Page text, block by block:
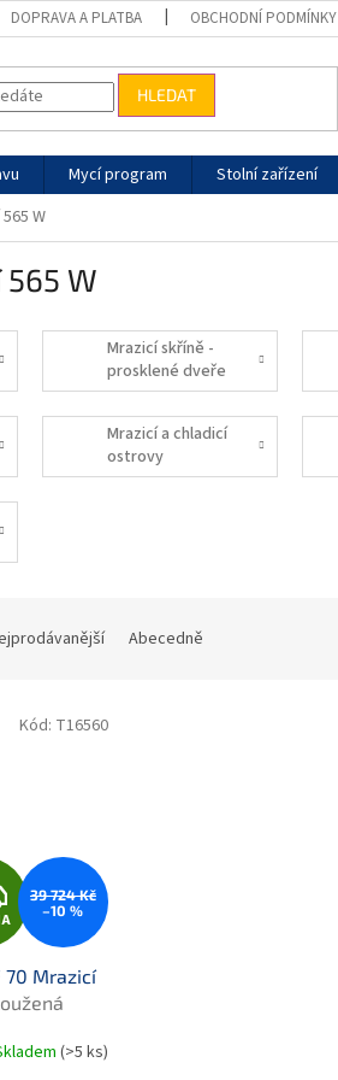
DOPRAVA A PLATBA OBCHODNÍ PODMÍNKY
HLEDAT
Mycí program Stolní zařízení
W
W
Mrazicí skříně -
prosklené dveře
Mrazicí a chladicí
ostrovy
Abecedně
Z
D
A
R
39 724 Kč
–10 %
70 Mrazicí
(>5 ks)
Kód: T16560